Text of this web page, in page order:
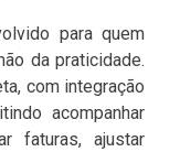
para quem
da praticidade.
com integração
acompanhar
faturas, ajustar